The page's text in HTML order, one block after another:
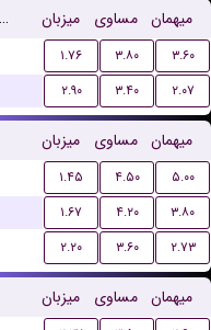
میزبان مساوی میهمان
۱.۷۶ ۳.۸۰
۳.۶۰
۲.۹۰ ۳.۴۰ ۲.۰۷
میزبان مساوی میهمان
۱.۴۵ ۴.۵۰
۵.۰۰
۱.۶۷ ۴.۲۰
۳.۸۰
۲.۲۰ ۳.۶۰ ۲.۷۳
میزبان مساوی میهمان